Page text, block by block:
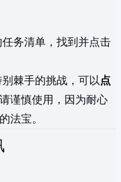
务清单，找到并点击
棘手的挑战，可以点
谨慎使用，因为耐心
法宝。